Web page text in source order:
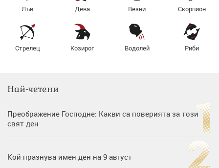
Лъв Дева Везни Скорпион
Стрелец Козирог Водолей Риби
Най-четени
Преображение Господне: Какви са поверията за този
свят ден
Кой празнува имен ден на 9 август